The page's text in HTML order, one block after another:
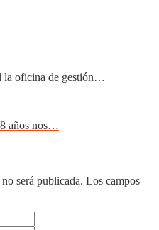
la oficina de gestión…
años nos…
será publicada. Los campos